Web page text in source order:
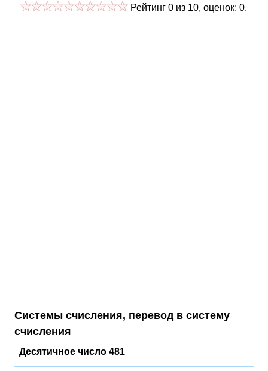
Рейтинг 0 из 10, оценок: 0.
Системы счисления, перевод в систему
счисления
Десятичное число 481